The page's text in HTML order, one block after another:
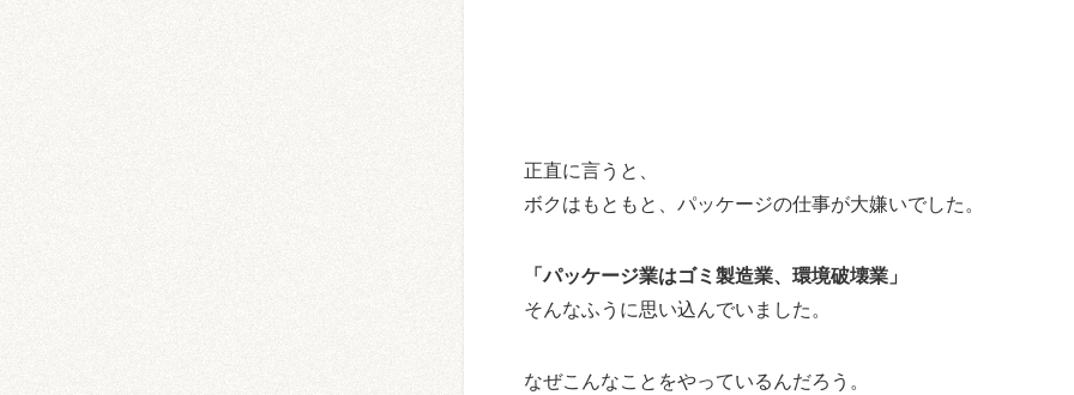
正直に言うと、
ボクはもともと、パッケージの仕事が大嫌いでした。
「パッケージ業はゴミ製造業、環境破壊業」
そんなふうに思い込んでいました。
なぜこんなことをやっているんだろう。